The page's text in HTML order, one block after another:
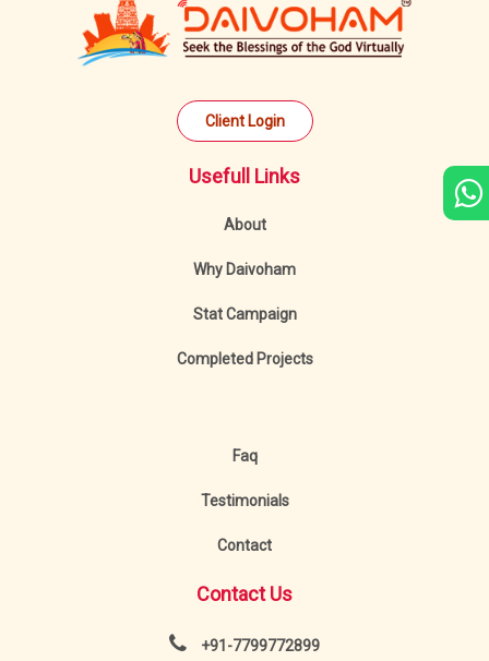
Client Login
Usefull Links
About
Why Daivoham
Stat Campaign
Completed Projects
Faq
Testimonials
Contact
Contact Us
+91-7799772899